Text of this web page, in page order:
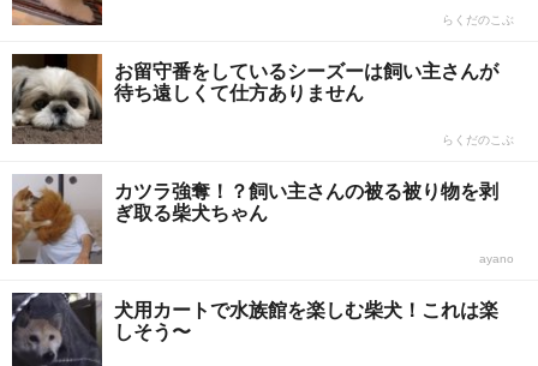
らくだのこぶ
お留守番をしているシーズーは飼い主さんが
待ち遠しくて仕方ありません
らくだのこぶ
カツラ強奪！？飼い主さんの被る被り物を剥
ぎ取る柴犬ちゃん
ayano
犬用カートで水族館を楽しむ柴犬！これは楽
しそう〜